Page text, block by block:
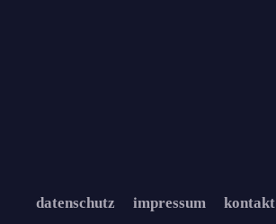
datenschutz impressum kontakt